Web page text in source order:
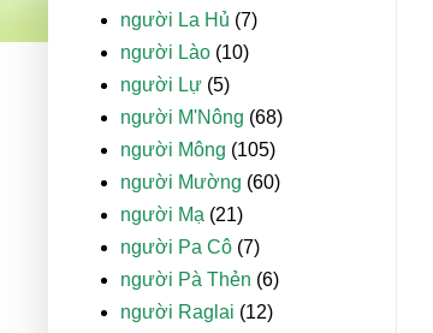
người La Hủ (7)
người Lào (10)
người Lự (5)
người M'Nông (68)
người Mông (105)
người Mường (60)
người Mạ (21)
người Pa Cô (7)
người Pà Thẻn (6)
người Raglai (12)